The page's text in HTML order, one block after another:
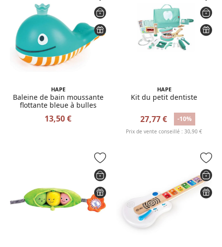
HAPE
Baleine de bain moussante
flottante bleue à bulles
13,50 €
HAPE
Kit du petit dentiste
27,77 € -10%
Prix de vente conseillé : 30,90 €